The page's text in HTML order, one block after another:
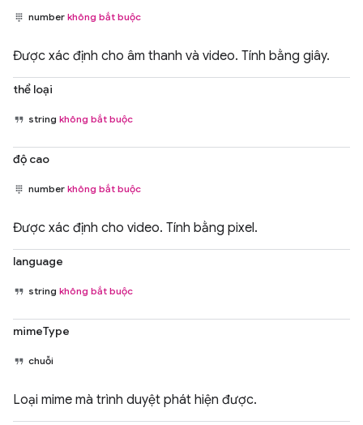
number không bắt buộc
Được xác định cho âm thanh và video. Tính bằng giây.
thể loại
string không bắt buộc
độ cao
number không bắt buộc
Được xác định cho video. Tính bằng pixel.
language
string không bắt buộc
mimeType
chuỗi
Loại mime mà trình duyệt phát hiện được.